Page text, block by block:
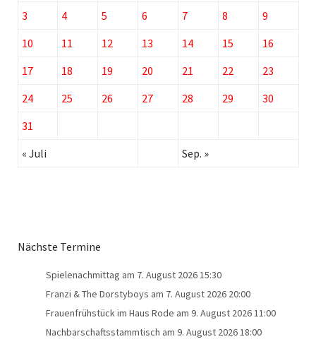
3 4 5 6 7 8
9
10
11 12 13 14 15
16
17
18 19 20 21 22
23
24
25 26 27 28 29
30
31
« Juli
Sep. »
Nächste Termine
Spielenachmittag am 7. August 2026 15:30
Franzi & The Dorstyboys am 7. August 2026 20:00
Frauenfrühstück im Haus Rode am 9. August 2026 11:00
Nachbarschaftsstammtisch am 9. August 2026 18:00